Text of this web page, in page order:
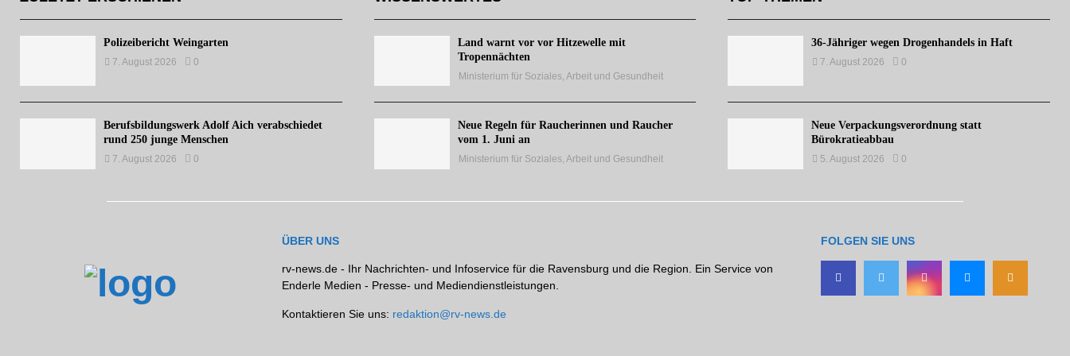
Polizeibericht Weingarten
7. August 2026 0
Berufsbildungswerk Adolf Aich verabschiedet
rund 250 junge Menschen
7. August 2026 0
Land warnt vor vor Hitzewelle mit
Tropennächten
Ministerium für Soziales, Arbeit und Gesundheit
Neue Regeln für Raucherinnen und Raucher
vom 1. Juni an
Ministerium für Soziales, Arbeit und Gesundheit
36-Jähriger wegen Drogenhandels in Haft
7. August 2026 0
Neue Verpackungsverordnung statt
Bürokratieabbau
5. August 2026 0
ÜBER UNS
rv-news.de - Ihr Nachrichten- und Infoservice für die Ravensburg und die Region. Ein Service von
Enderle Medien - Presse- und Mediendienstleistungen.
Kontaktieren Sie uns: redaktion@rv-news.de
FOLGEN SIE UNS